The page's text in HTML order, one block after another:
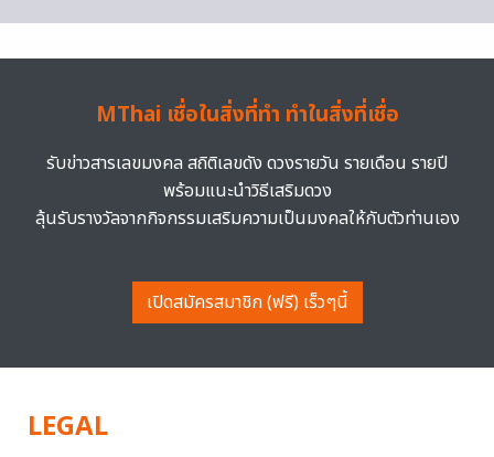
MThai เชื่อในสิ่งที่ทำ ทำในสิ่งที่เชื่อ
รับข่าวสารเลขมงคล สถิติเลขดัง ดวงรายวัน รายเดือน รายปี
พร้อมแนะนำวิธีเสริมดวง
ลุ้นรับรางวัลจากกิจกรรมเสริมความเป็นมงคลให้กับตัวท่านเอง
เปิดสมัครสมาชิก (ฟรี) เร็วๆนี้
LEGAL